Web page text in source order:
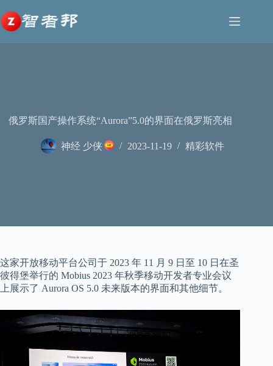
至
内
容
俄罗斯国产操作系统“Aurora”5.0的界面在俄罗斯亮相
神经 少侠 2023-11-19 精彩软件
这家开放移动平台公司于 2023 年 11 月 9 日至 10 日在圣
彼得堡举行的 Mobius 2023 年秋季移动开发者专业会议
上展示了 Aurora OS 5.0 未来版本的界面和其他细节。